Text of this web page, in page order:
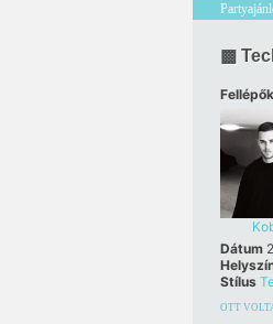
▩
Fellépők
Dátum
Stílus
OTT